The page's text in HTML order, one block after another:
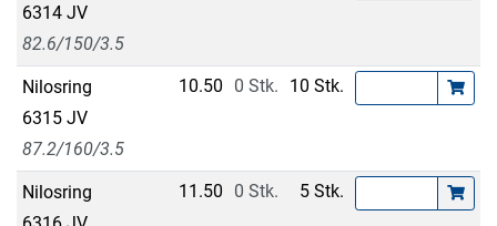
6314 JV
82.6/150/3.5
Nilosring
6315 JV
87.2/160/3.5
10.50 0 Stk. 10 Stk.
Nilosring
11.50 0 Stk. 5 Stk.